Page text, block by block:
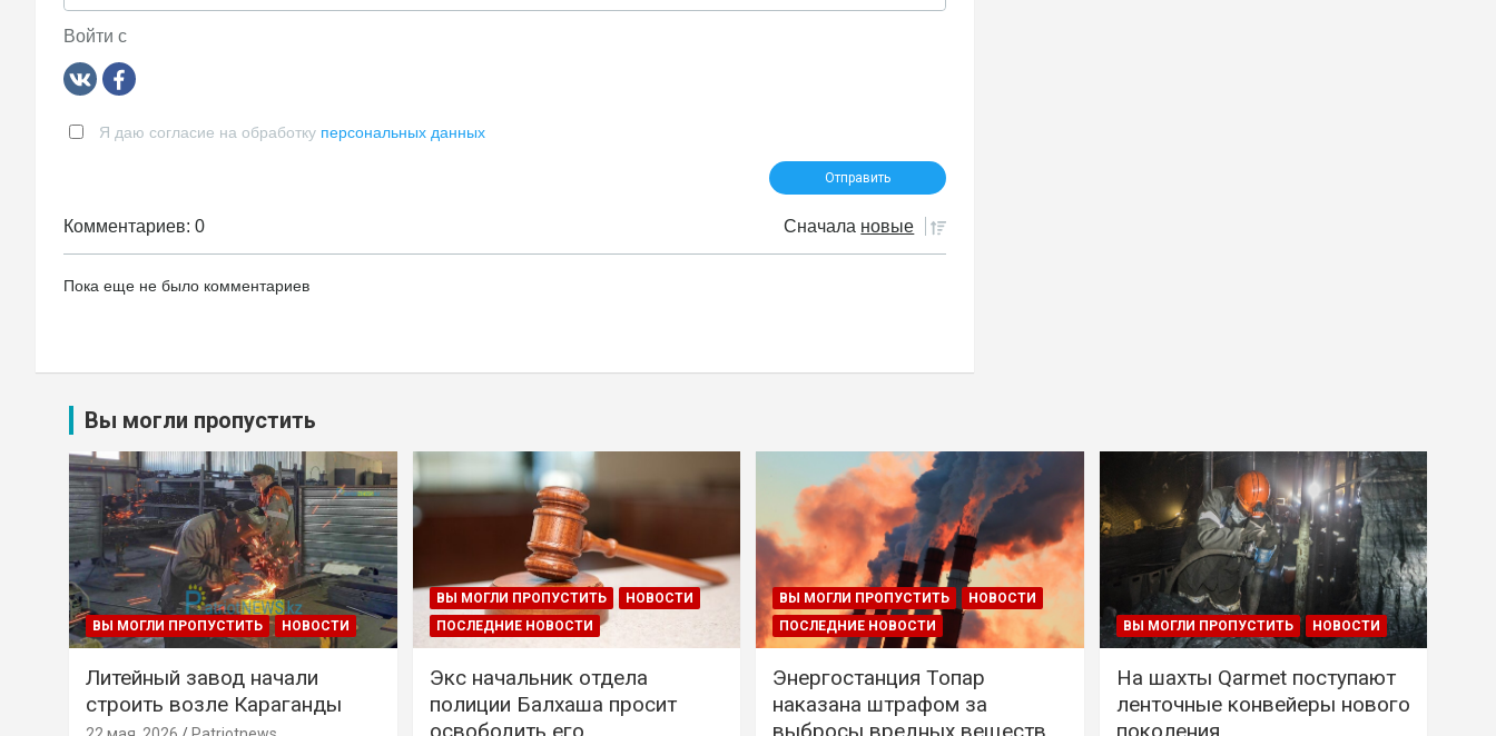
Войти с
Я даю согласие на обработку персональных данных
Комментариев: 0 Сначала новые
Пока еще не было комментариев
Вы могли пропустить
ВЫ МОГЛИ ПРОПУСТИТЬ НОВОСТИ
Литейный завод начали
строить возле Караганды
ВЫ МОГЛИ ПРОПУСТИТЬ
НОВОСТИ
ПОСЛЕДНИЕ НОВОСТИ
Экс начальник отдела
полиции Балхаша просит
освободить его
ВЫ МОГЛИ ПРОПУСТИТЬ
НОВОСТИ
ПОСЛЕДНИЕ НОВОСТИ
Энергостанция Топар
наказана штрафом за
выбросы вредных веществ
ВЫ МОГЛИ ПРОПУСТИТЬ НОВОСТИ
На шахты Qarmet поступают
ленточные конвейеры нового
поколения